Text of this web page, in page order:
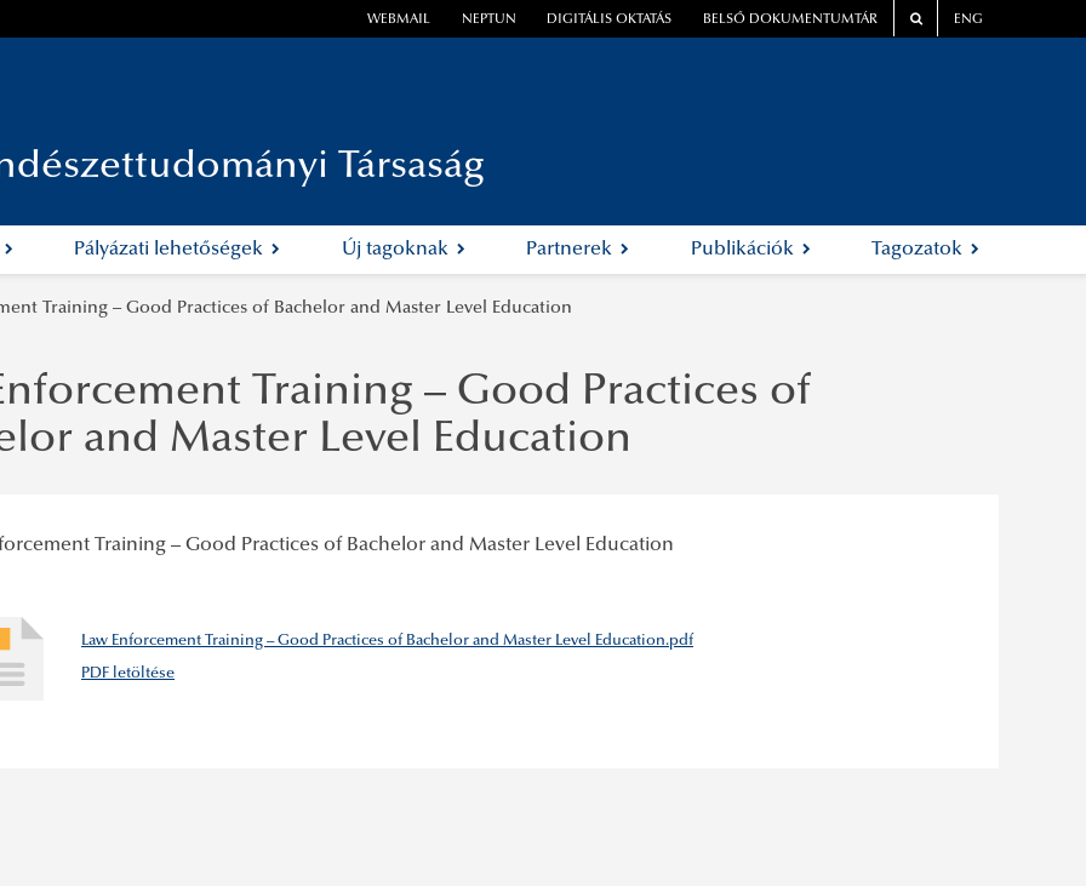
WEBMAIL NEPTUN DIGITÁLIS OKTATÁS BELSŐ DOKUMENTUMTÁR ENG
Társaság
Pályázati lehetőségek Új tagoknak Partnerek Publikációk Tagozatok
Training – Good Practices of Bachelor and Master Level Education
Training – Good Practices of
and Master Level Education
Training – Good Practices of Bachelor and Master Level Education
Law Enforcement Training – Good Practices of Bachelor and Master Level Education.pdf
PDF letöltése